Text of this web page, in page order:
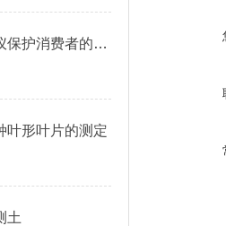
果蔬农药残留检测仪保护消费者的健康
叶形叶片的测定
土